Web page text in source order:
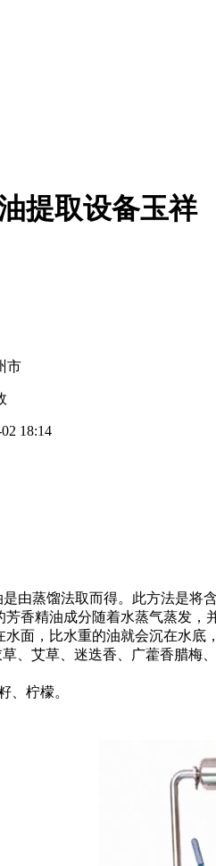
提取设备玉祥
市
18:14
由蒸馏法取而得。此方法是
香精油成分随着水蒸气蒸发
面，比水重的油就会沉在水
、艾草、迷迭香、广藿香腊梅
、柠檬。